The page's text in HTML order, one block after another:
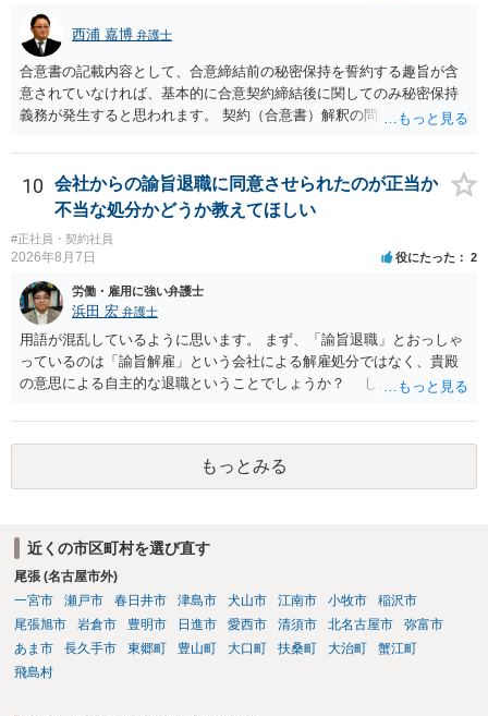
と思います（個々の弁護士次第なので一般化はできません）。 早めに
弁護士に直接面談で相談されることをお勧めします。
西浦 嘉博 弁護士
合意書の記載内容として、合意締結前の秘密保持を誓約する趣旨が含
意されていなければ、基本的に合意契約締結後に関してのみ秘密保持
義務が発生すると思われます。 契約（合意書）解釈の問題ですので、
場合、最寄りの法律事務所で相談されることを検討ください。
10
会社からの諭旨退職に同意させられたのが正当か
不当な処分かどうか教えてほしい
#正社員・契約社員
2026年8月7日 役にたった 2
労働・雇用に強い弁護士
浜田 宏 弁護士
用語が混乱しているように思います。 まず、「諭旨退職」とおっしゃ
っているのは「諭旨解雇」という会社による解雇処分ではなく、貴殿
の意思による自主的な退職ということでしょうか？ しかし、記載さ
す。 その場合、解雇には客観的で合理的な理由が必要であり、かつ
解雇という処分が社会通念上相当と認められない限り、解雇は無効で
す。 結局、貴殿のネット炎上の内容や原因、勤務先に与えた影響な
どを具体的に検討しなければ、何とも申し上げることができません。
士にご相談下さい。
もっとみる
近くの市区町村を選び直す
尾張 (名古屋市外)
一宮市
瀬戸市 春日井市 津島市 犬山市 江南市 小牧市
稲沢市
尾張旭市
岩倉市 豊明市 日進市 愛西市 清須市 北名古屋市
弥富市
あま市
長久手市 東郷町 豊山町 大口町 扶桑町 大治町
蟹江町
飛島村